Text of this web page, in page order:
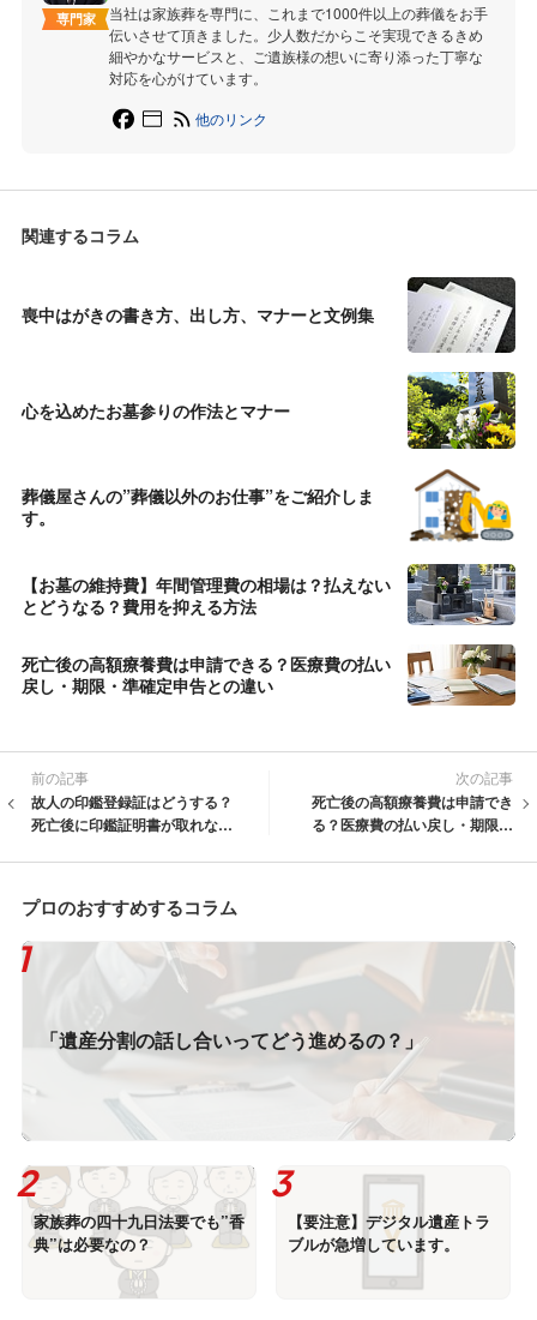
専門家
当社は家族葬を専門に、これまで1000件以上の葬儀をお手
伝いさせて頂きました。少人数だからこそ実現できるきめ
細やかなサービスと、ご遺族様の想いに寄り添った丁寧な
対応を心がけています。
他のリンク
関連するコラム
喪中はがきの書き方、出し方、マナーと文例集
心を込めたお墓参りの作法とマナー
葬儀屋さんの”葬儀以外のお仕事”をご紹介しま
す。
【お墓の維持費】年間管理費の相場は？払えない
とどうなる？費用を抑える方法
死亡後の高額療養費は申請できる？医療費の払い
戻し・期限・準確定申告との違い
前の記事
故人の印鑑登録証はどうする？
死亡後に印鑑証明書が取れない
次の記事
死亡後の高額療養費は申請でき
る？医療費の払い戻し・期限・
プロのおすすめするコラム
「遺産分割の話し合いってどう進めるの？」
家族葬の四十九日法要でも”香
典”は必要なの？
【要注意】デジタル遺産トラ
ブルが急増しています。